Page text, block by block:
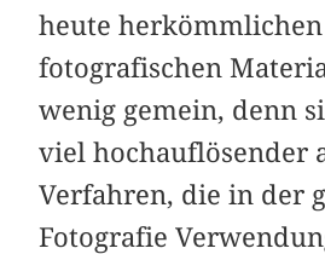
heute herkömmlichen
fotografischen
wenig gemein, denn
viel hochauflösender
Verfahren, die in der
Fotografie